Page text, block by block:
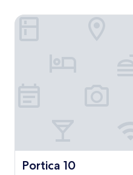
Portica 10
Portica 10
Portica 10